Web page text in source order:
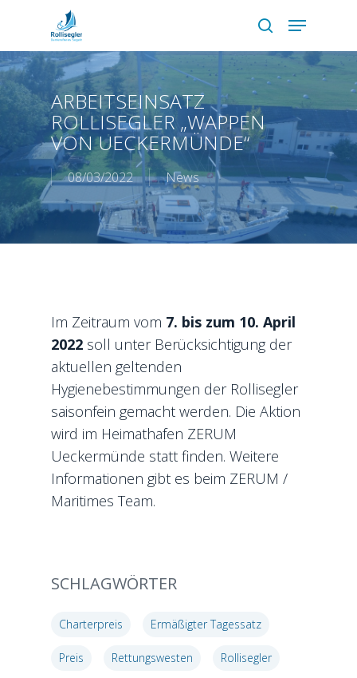
main
content
search
Menu
ARBEITSEINSATZ
ROLLISEGLER „WAPPEN
VON UECKERMÜNDE“
08/03/2022 News
Im Zeitraum vom 7. bis zum 10. April
2022 soll unter Berücksichtigung der
aktuellen geltenden
Hygienebestimmungen der Rollisegler
saisonfein gemacht werden. Die Aktion
wird im Heimathafen ZERUM
Ueckermünde statt finden. Weitere
Informationen gibt es beim ZERUM /
Maritimes Team.
SCHLAGWÖRTER
Charterpreis Ermäßigter Tagessatz
Preis Rettungswesten Rollisegler